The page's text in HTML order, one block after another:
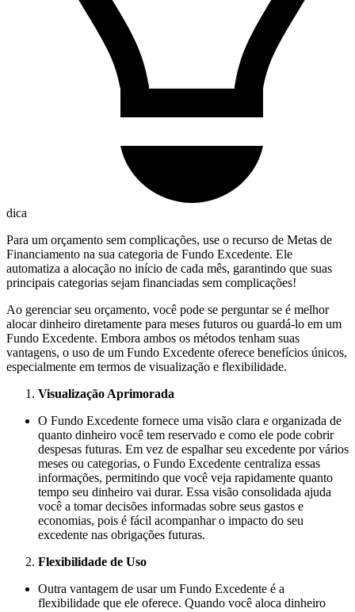
dica
Para um orçamento sem complicações, use o recurso de Metas de
Financiamento na sua categoria de Fundo Excedente. Ele
automatiza a alocação no início de cada mês, garantindo que suas
principais categorias sejam financiadas sem complicações!
Ao gerenciar seu orçamento, você pode se perguntar se é melhor
alocar dinheiro diretamente para meses futuros ou guardá-lo em um
Fundo Excedente. Embora ambos os métodos tenham suas
vantagens, o uso de um Fundo Excedente oferece benefícios únicos,
especialmente em termos de visualização e flexibilidade.
Visualização Aprimorada
O Fundo Excedente fornece uma visão clara e organizada de
quanto dinheiro você tem reservado e como ele pode cobrir
despesas futuras. Em vez de espalhar seu excedente por vários
meses ou categorias, o Fundo Excedente centraliza essas
informações, permitindo que você veja rapidamente quanto
tempo seu dinheiro vai durar. Essa visão consolidada ajuda
você a tomar decisões informadas sobre seus gastos e
economias, pois é fácil acompanhar o impacto do seu
excedente nas obrigações futuras.
Flexibilidade de Uso
Outra vantagem de usar um Fundo Excedente é a
flexibilidade que ele oferece. Quando você aloca dinheiro